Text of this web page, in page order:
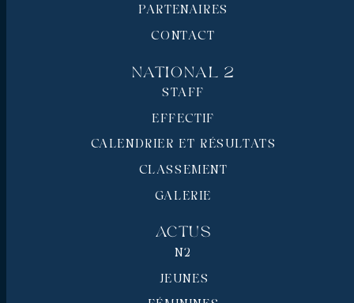
PARTENAIRES
CONTACT
National 2
STAFF
EFFECTIF
CALENDRIER ET RÉSULTATS
CLASSEMENT
GALERIE
Actus
N2
JEUNES